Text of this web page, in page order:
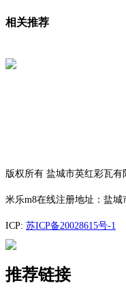
相关推荐
版权所有 盐城市英红彩瓦有
米乐m8在线注册地址：盐城
ICP: 苏ICP备20028615号-1
推荐链接